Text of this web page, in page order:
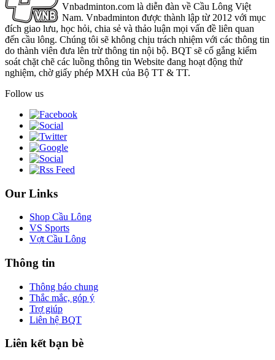
Vnbadminton.com là diễn đàn về Cầu Lông Việt
Nam. Vnbadminton được thành lập từ 2012 với mục
đích giao lưu, học hỏi, chia sẻ và thảo luận mọi vấn đề liên quan
đến cầu lông. Chúng tôi sẽ không chịu trách nhiệm với các thông tin
do thành viên đưa lên trừ thông tin nội bộ. BQT sẽ cố gắng kiểm
soát chặt chẽ các luồng thông tin Website đang hoạt động thử
nghiệm, chờ giấy phép MXH của Bộ TT & TT.
Follow us
Our Links
Shop Cầu Lông
VS Sports
Vợt Cầu Lông
Thông tin
Thông báo chung
Thắc mắc, góp ý
Trợ giúp
Liên hệ BQT
Liên kết bạn bè